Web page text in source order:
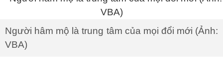
Người hâm mộ là trung tâm của mọi đổi mới (Ảnh:
VBA)